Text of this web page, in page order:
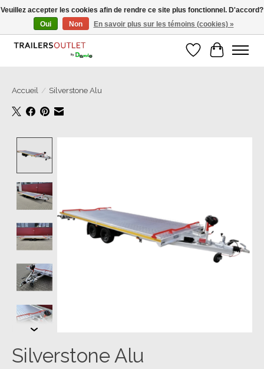
Grosse Auswahl an Anhänger direkt vom Hersteller!
Liste dePanier
Accueil / Silverstone Alu
Silverstone Alu
Veuillez accepter les cookies afin de rendre ce site plus fonctionnel. D'accord?
Oui
Non En savoir plus sur les témoins (cookies) »